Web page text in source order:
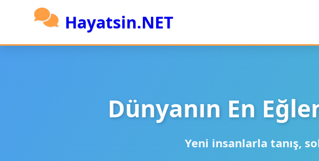
Hayatsin.NET
Dünyanın En
Yeni insanlarla tanış,